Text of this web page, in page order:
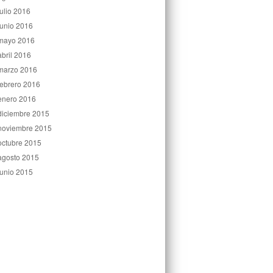
2016
2016
2016
2016
2016
2016
2016
2015
2015
2015
2015
2015